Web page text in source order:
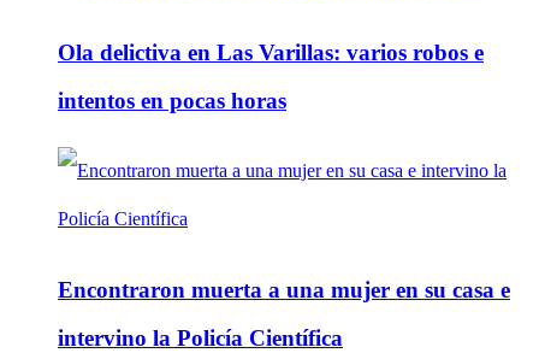
Ola delictiva en Las Varillas: varios robos e
intentos en pocas horas
Encontraron muerta a una mujer en su casa e
intervino la Policía Científica